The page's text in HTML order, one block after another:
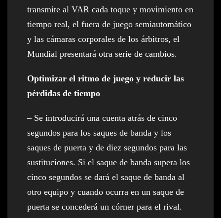
transmite al VAR cada toque y movimiento en
tiempo real, el fuera de juego semiautomático
y las cámaras corporales de los árbitros, el
Mundial presentará otra serie de cambios.
Optimizar el ritmo de juego y reducir las
pérdidas de tiempo
– Se introducirá una cuenta atrás de cinco
segundos para los saques de banda y los
saques de puerta y de diez segundos para las
sustituciones. Si el saque de banda supera los
cinco segundos se dará el saque de banda al
otro equipo y cuando ocurra en un saque de
puerta se concederá un córner para el rival.